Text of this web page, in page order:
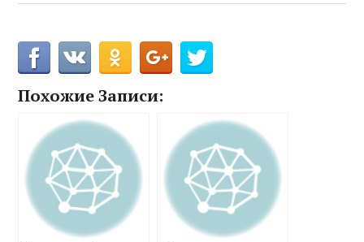
Похожие Записи: